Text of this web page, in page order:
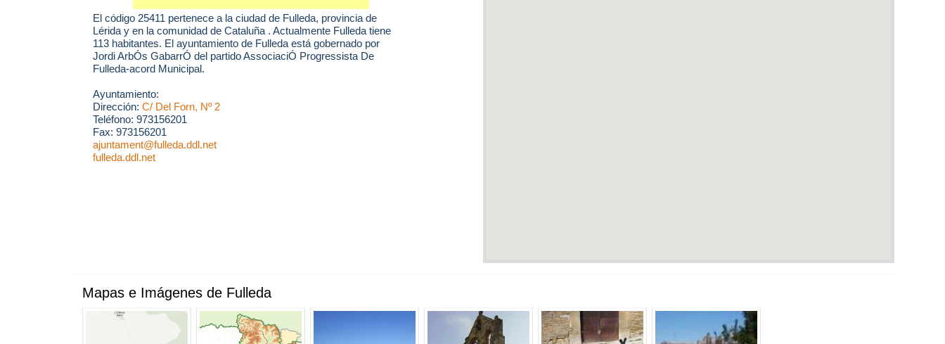
El código 25411 pertenece a la ciudad de Fulleda, provincia de
Lérida y en la comunidad de Cataluña . Actualmente Fulleda tiene
113 habitantes. El ayuntamiento de Fulleda está gobernado por
Jordi ArbÓs GabarrÓ del partido AssociaciÓ Progressista De
Fulleda-acord Municipal.
Ayuntamiento:
Dirección: C/ Del Forn, Nº 2
Teléfono: 973156201
Fax: 973156201
ajuntament@fulleda.ddl.net
fulleda.ddl.net
Mapas e Imágenes de Fulleda